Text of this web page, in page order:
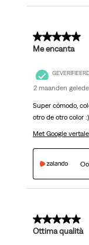
5 van 5 sterren.
Me encanta
2 maanden
Super cómodo,
otro de otro color :)
Met Google
5 van 5 sterren.
Ottima qualità